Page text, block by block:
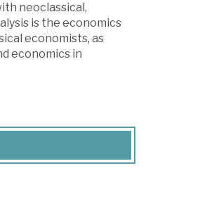
neoclassical,
is the economics
economists, as
economics in